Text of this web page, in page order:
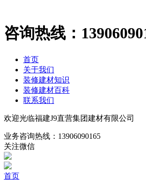
咨询热线：
首页
关于我们
装修建材知识
装修建材百科
联系我们
欢迎光临福建J9直营集团建材有限公司
业务咨询热线： 13906090165
关注微信
首页